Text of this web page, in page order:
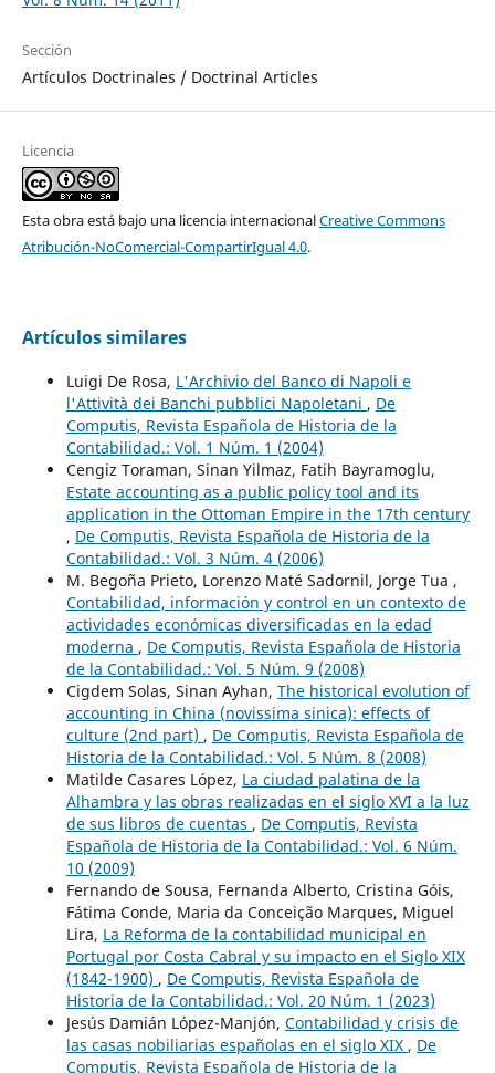
Sección
Artículos Doctrinales / Doctrinal Articles
Licencia
Esta obra está bajo una licencia internacionalCreative Commons
Atribución-NoComercial-CompartirIgual 4.0.
Artículos similares
Luigi De Rosa, L'Archivio del Banco di Napoli e
l'Attività dei Banchi pubblici Napoletani , De
Computis, Revista Española de Historia de la
Contabilidad.: Vol. 1 Núm. 1 (2004)
Cengiz Toraman, Sinan Yilmaz, Fatih Bayramoglu,
Estate accounting as a public policy tool and its
application in the Ottoman Empire in the 17th century
, De Computis, Revista Española de Historia de la
Contabilidad.: Vol. 3 Núm. 4 (2006)
M. Begoña Prieto, Lorenzo Maté Sadornil, Jorge Tua ,
Contabilidad, información y control en un contexto de
actividades económicas diversificadas en la edad
moderna , De Computis, Revista Española de Historia
de la Contabilidad.: Vol. 5 Núm. 9 (2008)
Cigdem Solas, Sinan Ayhan, The historical evolution of
accounting in China (novissima sinica): effects of
culture (2nd part) , De Computis, Revista Española de
Historia de la Contabilidad.: Vol. 5 Núm. 8 (2008)
Matilde Casares López, La ciudad palatina de la
Alhambra y las obras realizadas en el siglo XVI a la luz
de sus libros de cuentas , De Computis, Revista
Española de Historia de la Contabilidad.: Vol. 6 Núm.
10 (2009)
Fernando de Sousa, Fernanda Alberto, Cristina Góis,
Fátima Conde, Maria da Conceição Marques, Miguel
Lira, La Reforma de la contabilidad municipal en
Portugal por Costa Cabral y su impacto en el Siglo XIX
(1842-1900) , De Computis, Revista Española de
Historia de la Contabilidad.: Vol. 20 Núm. 1 (2023)
Jesús Damián López-Manjón, Contabilidad y crisis de
las casas nobiliarias españolas en el siglo XIX , De
Computis, Revista Española de Historia de la